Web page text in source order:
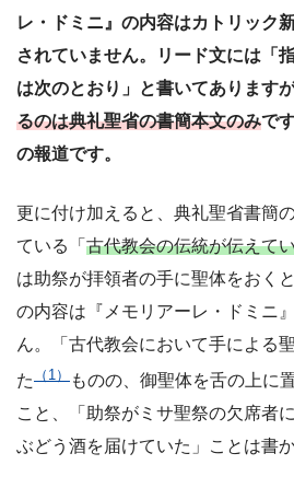
レ・ドミニ』の内容はカトリック
されていません。リード文には「
は次のとおり」と書いてありますが
るのは典礼聖省の書簡本文のみで
の報道です。
更に付け加えると、典礼聖省書簡
ている「 古代教会の伝統が伝えて
は助祭が拝領者の手に聖体をおく
の内容は『メモリアーレ・ドミニ
ん。「古代教会において手による
た
（1）
ものの、御聖体を舌の上に
こと、「助祭がミサ聖祭の欠席者
ぶどう酒を届けていた」ことは書